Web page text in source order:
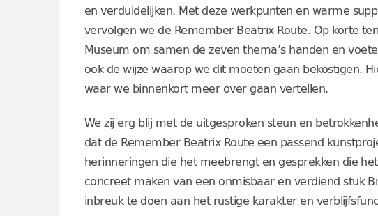
en verduidelijken. Met deze werkpunten en warme
vervolgen we de Remember Beatrix Route. Op korte
Museum om samen de zeven thema’s handen en
ook de wijze waarop we dit moeten gaan bekostigen.
waar we binnenkort meer over gaan vertellen.
We zij erg blij met de uitgesproken steun en
dat de Remember Beatrix Route een passend
herinneringen die het meebrengt en gesprekken die
concreet maken van een onmisbaar en verdiend stuk
inbreuk te doen aan het rustige karakter en